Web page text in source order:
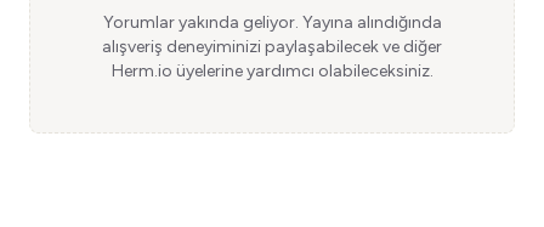
Yorumlar yakında geliyor. Yayına alındığında
alışveriş deneyiminizi paylaşabilecek ve diğer
Herm.io üyelerine yardımcı olabileceksiniz.